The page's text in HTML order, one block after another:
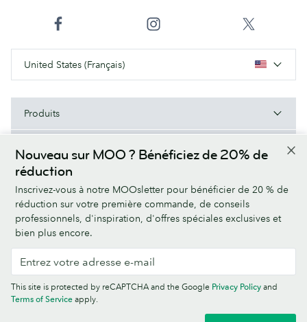
Nouveau sur MOO ? Bénéficiez de 20% de
réduction
Inscrivez-vous à notre MOOsletter pour bénéficier de 20 % de
réduction sur votre première commande, de conseils
professionnels, d'inspiration, d'offres spéciales exclusives et
bien plus encore.
This site is protected by reCAPTCHA and the Google Privacy Policy and
Terms of Service apply.
United States (Français)
Produits
À Propos de MOO
Aide/Liens utiles
Terms & Conditions Privacy Policy Fonts
Sitemap
© MOO Inc., 25 Fairmount Ave, East Providence, RI 02914, USA -